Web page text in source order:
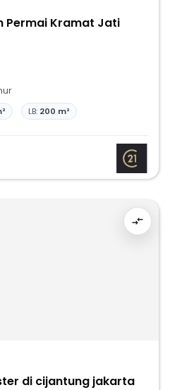
Permai Kramat Jati
LB: 200 m²
di cijantung jakarta